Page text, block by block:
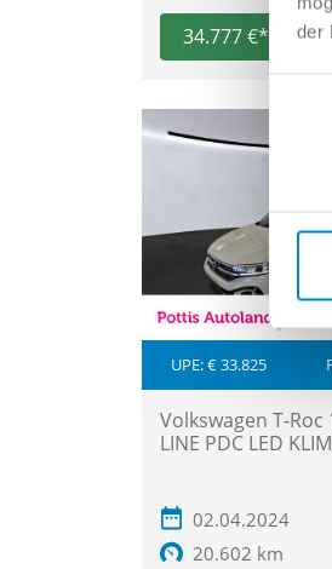
der
34.777 €*
UPE: € 33.825
Volkswagen T-Roc
LINE PDC LED
02.04.2024
20.602 km